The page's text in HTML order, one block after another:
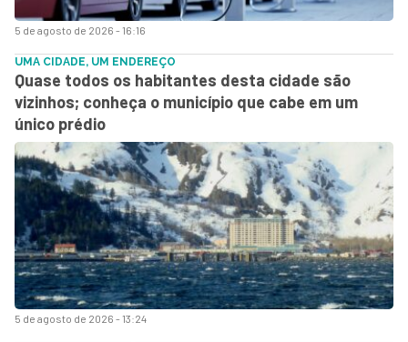
5 de agosto de 2026 - 16:16
5 de agosto de 2026 - 13:24
UMA CIDADE, UM ENDEREÇO
Quase todos os habitantes desta cidade são
vizinhos; conheça o município que cabe em um
único prédio